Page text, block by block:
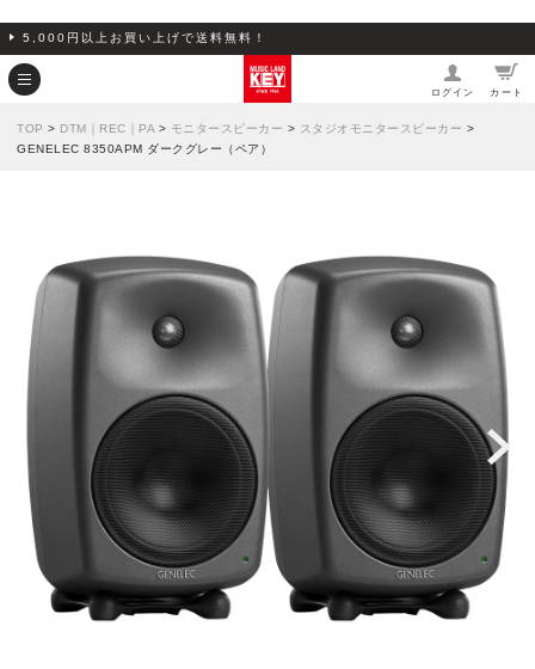
5,000円以上お買い上げで送料無料！
ログイン カート
TOP > DTM｜REC｜PA > モニタースピーカー > スタジオモニタースピーカー >
GENELEC 8350APM ダークグレー（ペア）